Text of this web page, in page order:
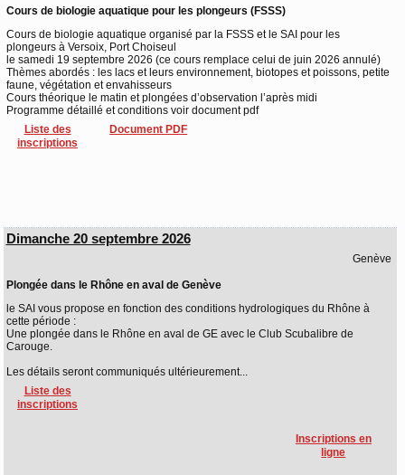
Cours de biologie aquatique pour les plongeurs (FSSS)
Cours de biologie aquatique organisé par la FSSS et le SAI pour les
plongeurs à Versoix, Port Choiseul
le samedi 19 septembre 2026 (ce cours remplace celui de juin 2026 annulé)
Thèmes abordés : les lacs et leurs environnement, biotopes et poissons, petite
faune, végétation et envahisseurs
Cours théorique le matin et plongées d’observation l’après midi
Programme détaillé et conditions voir document pdf
Liste des
inscriptions
Document PDF
Dimanche 20 septembre 2026
Genève
Plongée dans le Rhône en aval de Genève
le SAI vous propose en fonction des conditions hydrologiques du Rhône à
cette période :
Une plongée dans le Rhône en aval de GE avec le Club Scubalibre de
Carouge.
Les détails seront communiqués ultérieurement...
Liste des
inscriptions
Inscriptions en
ligne